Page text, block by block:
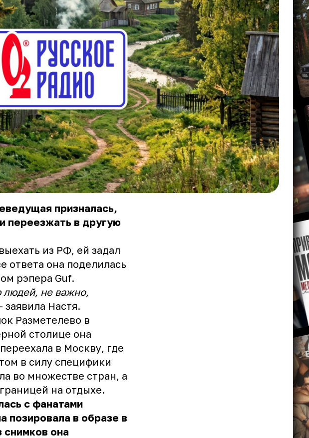
призналась,
переезжать в другую
из РФ, ей задал
ответа она поделилась
рэпера Guf.
не важно,
заявила Настя.
Разметелево в
столице она
в Москву, где
в силу специфики
во множестве стран, а
на отдыхе.
с фанатами
позировала в образе в
снимков она